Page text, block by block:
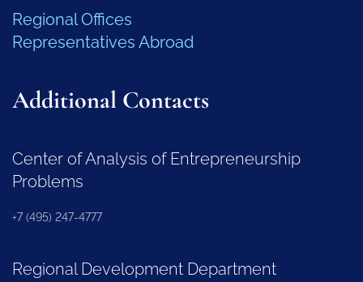
Regional Offices
Representatives Abroad
Additional Contacts
Center of Analysis of Entrepreneurship
Problems
+7 (495) 247-4777
Regional Development Department